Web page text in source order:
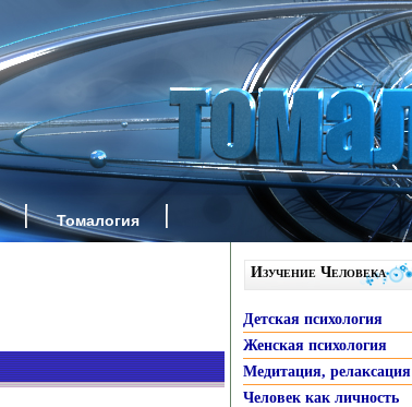
Томалогия
Изучение Человека
Детская психология
Женская психология
Медитация, релаксация
Человек как личность